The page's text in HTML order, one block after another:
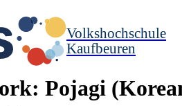
Volkshochschule
Kaufbeuren
Pojagi